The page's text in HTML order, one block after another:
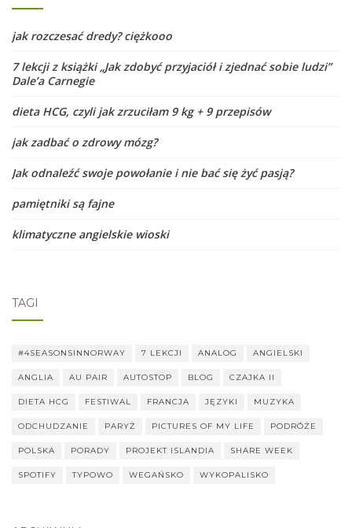
jak rozczesać dredy? ciężkooo
7 lekcji z książki „Jak zdobyć przyjaciół i zjednać sobie ludzi”
Dale’a Carnegie
dieta HCG, czyli jak zrzuciłam 9 kg + 9 przepisów
jak zadbać o zdrowy mózg?
Jak odnaleźć swoje powołanie i nie bać się żyć pasją?
pamiętniki są fajne
klimatyczne angielskie wioski
TAGI
#4SEASONSINNORWAY 7 LEKCJI ANALOG ANGIELSKI
ANGLIA AU PAIR AUTOSTOP BLOG CZAJKA II
DIETA HCG FESTIWAL FRANCJA JĘZYKI MUZYKA
ODCHUDZANIE PARYŻ PICTURES OF MY LIFE PODRÓŻE
POLSKA PORADY PROJEKT ISLANDIA SHARE WEEK
SPOTIFY TYPOWO WEGAŃSKO WYKOPALISKO